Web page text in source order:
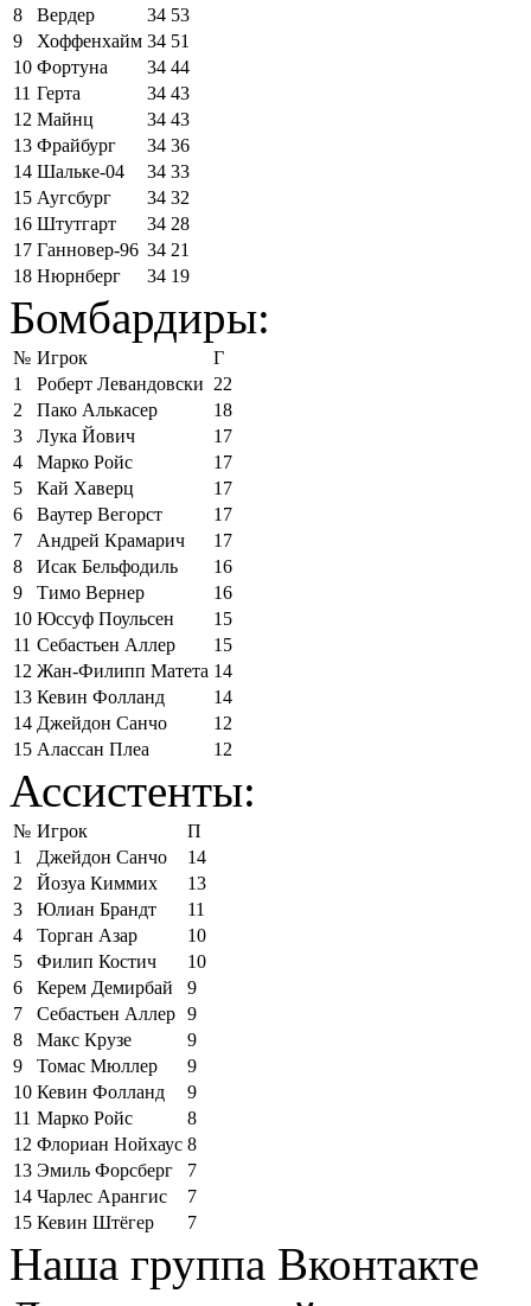
8
Вердер 34 53
9
Хоффенхайм 34 51
10 Фортуна 34 44
11 Герта 34 43
12 Майнц 34 43
13 Фрайбург 34 36
14 Шальке-04 34 33
15 Аугсбург 34 32
16 Штутгарт 34 28
17 Ганновер-96 34 21
18 Нюрнберг 34 19
Бомбардиры:
№ Игрок
Г
1
Роберт Левандовски 22
2
Пако Алькасер
18
3
Лука Йович
17
4
Марко Ройс
17
5
Кай Хаверц
17
6
Ваутер Вегорст
17
7
Андрей Крамарич
17
8
Исак Бельфодиль
16
9
Тимо Вернер
16
10 Юссуф Поульсен
15
11 Себастьен Аллер
15
12 Жан-Филипп Матета 14
13 Кевин Фолланд
14
14 Джейдон Санчо
12
15 Алассан Плеа 12
Ассистенты:
№ Игрок
П
1
Джейдон Санчо
14
2
Йозуа Киммих
13
3
Юлиан Брандт
11
4
Торган Азар
10
5
Филип Костич
10
6
Керем Демирбай
9
7
Себастьен Аллер 9
8
Макс Крузе
9
9
Томас Мюллер
9
10 Кевин Фолланд
9
11 Марко Ройс
8
12 Флориан Нойхаус 8
13 Эмиль Форсберг
7
14 Чарлес Арангис
7
15 Кевин Штёгер 7
Наша группа Вконтакте